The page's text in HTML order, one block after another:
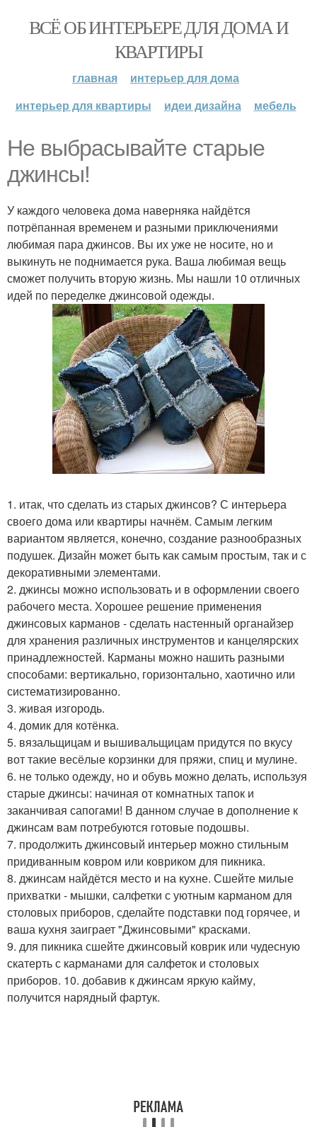
ВСЁ ОБ ИНТЕРЬЕРЕ ДЛЯ ДОМА И
КВАРТИРЫ
главная
интерьер для дома
интерьер для квартиры
идеи дизайна мебель
Не выбрасывайте старые
джинсы!
У каждого человека дома наверняка найдётся
потрёпанная временем и разными приключениями
любимая пара джинсов. Вы их уже не носите, но и
выкинуть не поднимается рука. Ваша любимая вещь
сможет получить вторую жизнь. Мы нашли 10 отличных
идей по переделке джинсовой одежды.
1. итак, что сделать из старых джинсов? С интерьера
своего дома или квартиры начнём. Самым легким
вариантом является, конечно, создание разнообразных
подушек. Дизайн может быть как самым простым, так и с
декоративными элементами.
2. джинсы можно использовать и в оформлении своего
рабочего места. Хорошее решение применения
джинсовых карманов - сделать настенный органайзер
для хранения различных инструментов и канцелярских
принадлежностей. Карманы можно нашить разными
способами: вертикально, горизонтально, хаотично или
систематизированно.
3. живая изгородь.
4. домик для котёнка.
5. вязальщицам и вышивальщицам придутся по вкусу
вот такие весёлые корзинки для пряжи, спиц и мулине.
6. не только одежду, но и обувь можно делать, используя
старые джинсы: начиная от комнатных тапок и
заканчивая сапогами! В данном случае в дополнение к
джинсам вам потребуются готовые подошвы.
7. продолжить джинсовый интерьер можно стильным
придиванным ковром или ковриком для пикника.
8. джинсам найдётся место и на кухне. Сшейте милые
прихватки - мышки, салфетки с уютным карманом для
столовых приборов, сделайте подставки под горячее, и
ваша кухня заиграет "Джинсовыми" красками.
9. для пикника сшейте джинсовый коврик или чудесную
скатерть с карманами для салфеток и столовых
приборов. 10. добавив к джинсам яркую кайму,
получится нарядный фартук.